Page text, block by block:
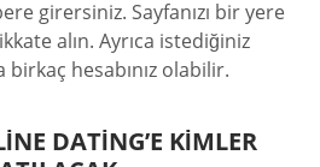
girersiniz. Sayfanızı bir yere
alın. Ayrıca istediğiniz
hesabınız olabilir.
DATING’E KIMLER